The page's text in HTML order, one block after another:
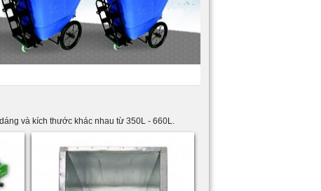
và kích thước khác nhau từ 350L - 660L.